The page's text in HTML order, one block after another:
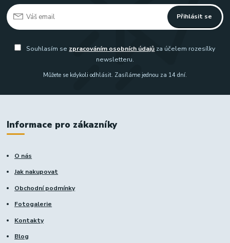
Přihlásit se
Souhlasím se zpracováním osobních údajů za účelem rozesílky
newsletteru.
Můžete se kdykoli odhlásit. Zasíláme jednou za 14 dní.
Informace pro zákazníky
O nás
Jak nakupovat
Obchodní podmínky
Fotogalerie
Kontakty
Blog